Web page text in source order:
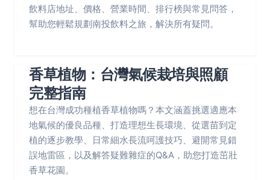
飲料店地址、價格、營業時間、排行榜與常見問答，
幫助您輕鬆規劃南投飲料之旅，解決所有疑問。
香草植物：台灣氣候栽培與照顧
完整指南
想在台灣成功種植香草植物嗎？本文涵蓋挑選適應本
地氣候的優良品種、打造理想生長環境、從選苗到定
植的逐步教學、日常細水長流呵護技巧、避開常見錯
誤地雷區，以及解答疑難雜症的Q&A，助您打造茁壯
香草花園。